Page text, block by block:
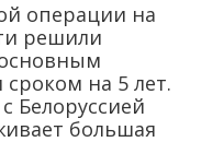
операции на
решили
на 5 лет.
Белоруссией
большая